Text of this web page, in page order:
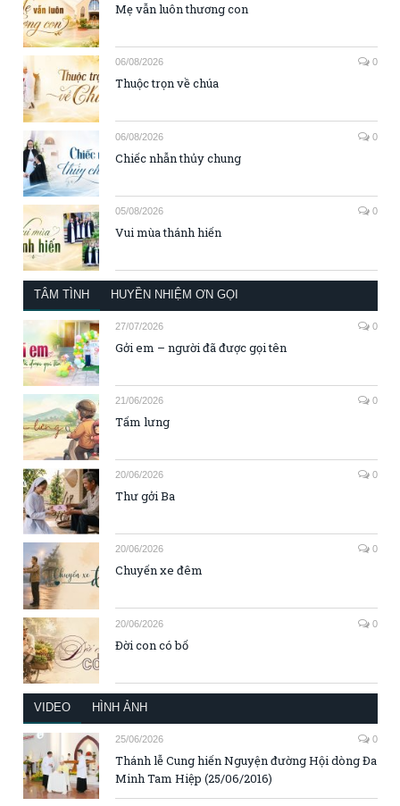
Mẹ vẫn luôn thương con
06/08/2026 0
Thuộc trọn về chúa
06/08/2026 0
Chiếc nhẫn thủy chung
05/08/2026 0
Vui mùa thánh hiến
TÂM TÌNH HUYỀN NHIỆM ƠN GỌI
27/07/2026 0
Gởi em – người đã được gọi tên
21/06/2026 0
Tấm lưng
20/06/2026 0
Thư gởi Ba
20/06/2026 0
Chuyến xe đêm
20/06/2026 0
Đời con có bố
VIDEO HÌNH ẢNH
25/06/2026 0
Thánh lễ Cung hiến Nguyện đường Hội dòng Đa
Minh Tam Hiệp (25/06/2016)